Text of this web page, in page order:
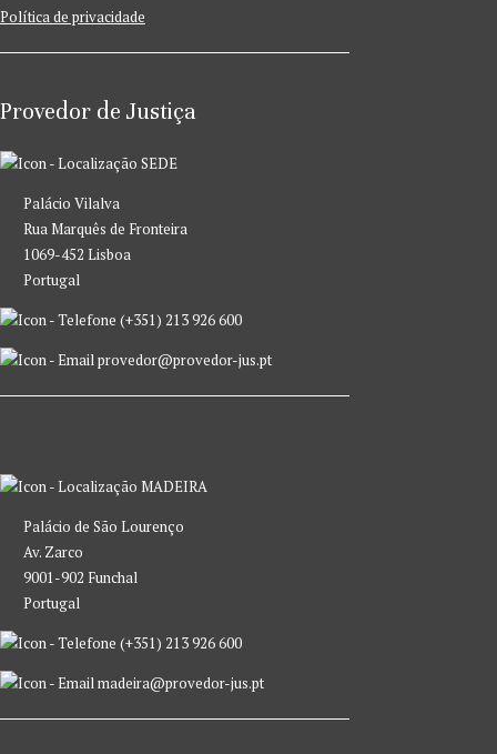
Política de privacidade
Provedor de Justiça
SEDE
Palácio Vilalva
Rua Marquês de Fronteira
1069-452 Lisboa
Portugal
(+351) 213 926 600
provedor@provedor-jus.pt
MADEIRA
Palácio de São Lourenço
Av. Zarco
9001-902 Funchal
Portugal
(+351) 213 926 600
madeira@provedor-jus.pt